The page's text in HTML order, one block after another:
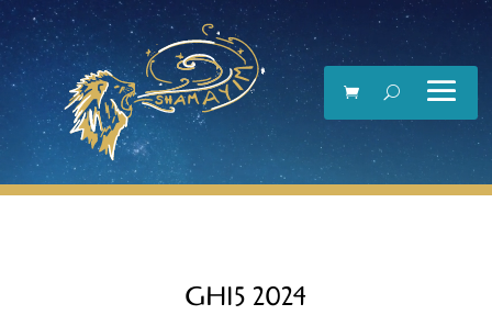
Lecteur
vidéo
GH15 2024